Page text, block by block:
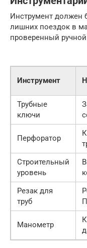
Инструмент должен
лишних поездок в
проверенный
Инструмент
Трубные
ключи
Перфоратор
Строительный
уровень
Резак для
труб
Манометр